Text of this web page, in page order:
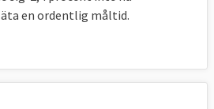
en ordentlig måltid.